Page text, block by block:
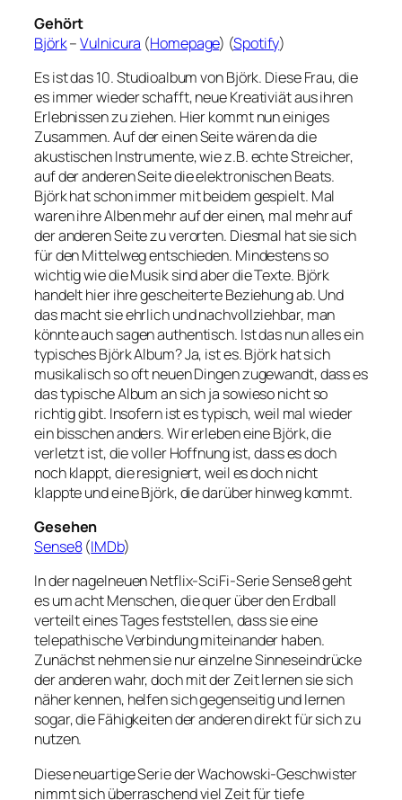
Gehört
Björk–Vulnicura (Homepage) (Spotify)
Es ist das 10. Studioalbum von Björk. Diese Frau, die
es immer wieder schafft, neue Kreativiät aus ihren
Erlebnissen zu ziehen. Hier kommt nun einiges
Zusammen. Auf der einen Seite wären da die
akustischen Instrumente, wie z.B. echte Streicher,
auf der anderen Seite die elektronischen Beats.
Björk hat schon immer mit beidem gespielt. Mal
waren ihre Alben mehr auf der einen, mal mehr auf
der anderen Seite zu verorten. Diesmal hat sie sich
für den Mittelweg entschieden. Mindestens so
wichtig wie die Musik sind aber die Texte. Björk
handelt hier ihre gescheiterte Beziehung ab. Und
das macht sie ehrlich und nachvollziehbar, man
könnte auch sagen authentisch. Ist das nun alles ein
typisches Björk Album? Ja, ist es. Björk hat sich
musikalisch so oft neuen Dingen zugewandt, dass es
das typische Album an sich ja sowieso nicht so
richtig gibt. Insofern ist es typisch, weil mal wieder
ein bisschen anders. Wir erleben eine Björk, die
verletzt ist, die voller Hoffnung ist, dass es doch
noch klappt, die resigniert, weil es doch nicht
klappte und eine Björk, die darüber hinweg kommt.
Gesehen
Sense8(IMDb)
In der nagelneuen Netflix-SciFi-Serie Sense8 geht
es um acht Menschen, die quer über den Erdball
verteilt eines Tages feststellen, dass sie eine
telepathische Verbindung miteinander haben.
Zunächst nehmen sie nur einzelne Sinneseindrücke
der anderen wahr, doch mit der Zeit lernen sie sich
näher kennen, helfen sich gegenseitig und lernen
sogar, die Fähigkeiten der anderen direkt für sich zu
nutzen.
Diese neuartige Serie der Wachowski-Geschwister
nimmt sich überraschend viel Zeit für tiefe